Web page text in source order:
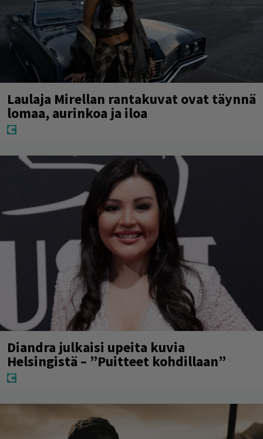
Laulaja Mirellan rantakuvat ovat täynnä
lomaa, aurinkoa ja iloa
Diandra julkaisi upeita kuvia
Helsingistä – ”Puitteet kohdillaan”